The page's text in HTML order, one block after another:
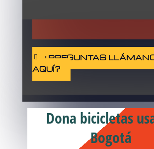
¿PREGUNTAS
AQUÍ?
Dona bicicletas
Bogotá